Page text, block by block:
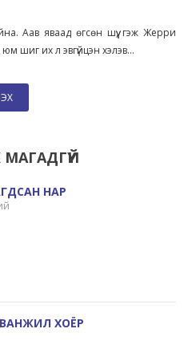
Аав яваад өгсөн шүү, гэж Жерри
шиг их л эвгүйцэн хэлэв...
НАР
ХОЁР